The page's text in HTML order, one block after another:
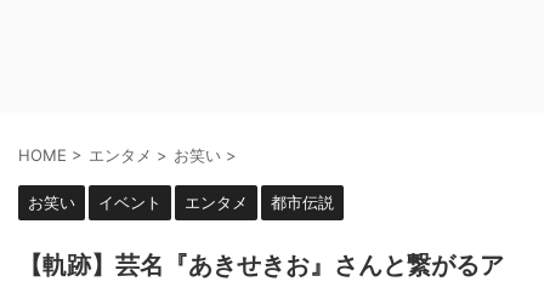
HOME > エンタメ > お笑い >
お笑い イベント エンタメ 都市伝説
【軌跡】芸名『あきせきお』さんと繋がるア